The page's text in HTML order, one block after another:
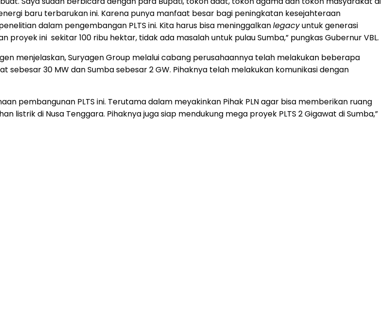
baru terbarukan ini. Karena punya manfaat besar bagi peningkatan kesejahteraan
dalam pengembangan PLTS ini. Kita harus bisa meninggalkanlegacyuntuk generasi
ini sekitar 100 ribu hektar, tidak ada masalah untuk pulau Sumba,” pungkas Gubernur VBL.
menjelaskan, Suryagen Group melalui cabang perusahaannya telah melakukan beberapa
30 MW dan Sumba sebesar 2 GW. Pihaknya telah melakukan komunikasi dengan
pembangunan PLTS ini. Terutama dalam meyakinkan Pihak PLN agar bisa memberikan ruang
di Nusa Tenggara. Pihaknya juga siap mendukung mega proyek PLTS 2 Gigawat di Sumba,”